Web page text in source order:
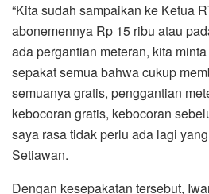
“Kita sudah sampaikan ke Ketua
abonemennya Rp 15 ribu atau
ada pergantian meteran, kita
sepakat semua bahwa cukup
semuanya gratis, penggantian
kebocoran gratis, kebocoran
saya rasa tidak perlu ada lagi
Setiawan.
Dengan kesepakatan tersebut,